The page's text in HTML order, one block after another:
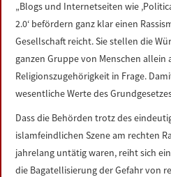
DATENSCHUTZERKLÄRUNG
IMPRESSUM
„Blogs und Internetseiten wie
2.0‘ befördern ganz klar einen
Gesellschaft reicht. Sie stellen die
ganzen Gruppe von Menschen
Religionszugehörigkeit in Frage.
wesentliche Werte des
Dass die Behörden trotz des
islamfeindlichen Szene am rechten
jahrelang untätig waren, reiht sich
die Bagatellisierung der Gefahr von